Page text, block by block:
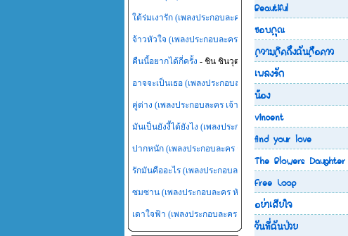
Beautiful
ขอบคุณ
ความคิดถึงฉันคือดาว
เพลงรัก
น้อง
vincent
find your love
The Blowers Daughter
Free Loop
อย่าเสียใจ
วันที่ฉันป่วย
ใต้ร่มเงารัก (เพลงประกอบละคร ไทรโศก)- ต้าร์ Mr.Team
จ้าวหัวใจ (เพลงประกอบละคร สามหัวใจ)- เทพิน เลี่ยมอยู่
คืนนี้อยากได้กี่ครั้ง - ชิน ชินวุฒ
อาจจะเป็นเธอ (เพลงประกอบละคร กุหลาบไร้หนาม)- แพท สุ
คู่ต่าง (เพลงประกอบละคร เจ้าสาวไร่ส้ม)- บิวตี้ พุธระพี
มันเป็นยังงี้ได้ยังไง (เพลงประกอบละคร หัวใจพลอยโจร)- มอ
ปากหนัก (เพลงประกอบละคร กุหลาบไร้หนาม)- อ๊อฟ ปองศั
รักมันคืออะไร (เพลงประกอบละคร เจ้าสาวไร่ส้ม)- แบงค์ ธน
ซมซาน (เพลงประกอบละคร หัวใจพลอยโจร)- กาย รัชชานน
เดาใจฟ้า (เพลงประกอบละคร หัวใจพลอยโจร)- ฟลุค THE